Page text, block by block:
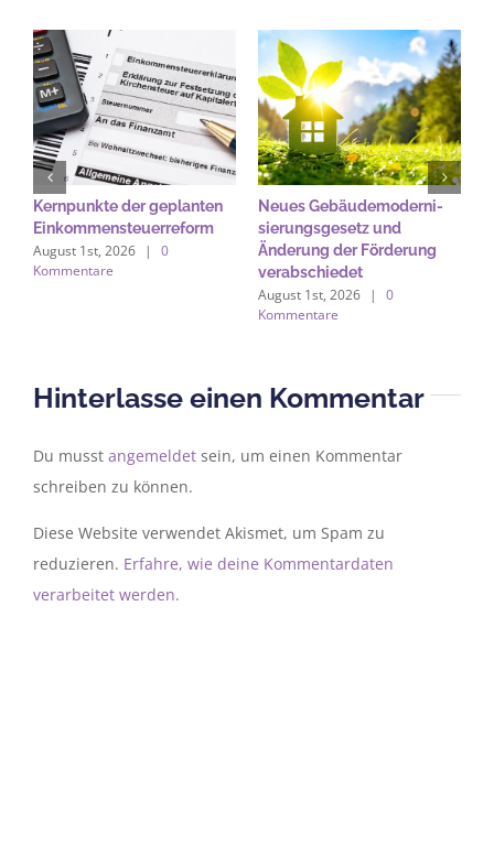
Kernpunkte der geplanten
Einkommensteuerreform
August 1st, 2026 |
0
Kommentare
Neues Gebäude­moderni­
sierungs­gesetz und
Änderung der Förderung
verabschiedet
August 1st, 2026 |
0
Kommentare
Hinterlasse einen Kommentar
Du musst angemeldet sein, um einen Kommentar
schreiben zu können.
Diese Website verwendet Akismet, um Spam zu
reduzieren. Erfahre, wie deine Kommentardaten
verarbeitet werden.